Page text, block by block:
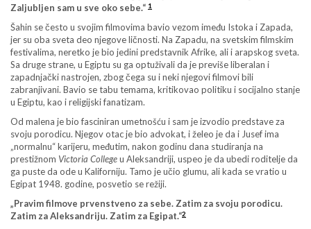
Zaljubljen sam u sve oko sebe.“ 1
Šahin se često u svojim filmovima bavio vezom imeđu Istoka i Zapada,
jer su oba sveta deo njegove ličnosti. Na Zapadu, na svetskim filmskim
festivalima, neretko je bio jedini predstavnik Afrike, ali i arapskog sveta.
Sa druge strane, u Egiptu su ga optuživali da je previše liberalan i
zapadnjački nastrojen, zbog čega su i neki njegovi filmovi bili
zabranjivani. Bavio se tabu temama, kritikovao politiku i socijalno stanje
u Egiptu, kao i religijski fanatizam.
Od malena je bio fasciniran umetnošću i sam je izvodio predstave za
svoju porodicu. Njegov otac je bio advokat, i želeo je da i Jusef ima
„normalnu“ karijeru, međutim, nakon godinu dana studiranja na
prestižnom Victoria Collegeu Aleksandriji, uspeo je da ubedi roditelje da
ga puste da ode u Kaliforniju. Tamo je učio glumu, ali kada se vratio u
Egipat 1948. godine, posvetio se režiji.
„Pravim filmove prvenstveno za sebe. Zatim za svoju porodicu.
Zatim za Aleksandriju. Zatim za Egipat.“2